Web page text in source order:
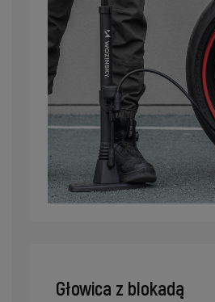
Głowica z blokadą